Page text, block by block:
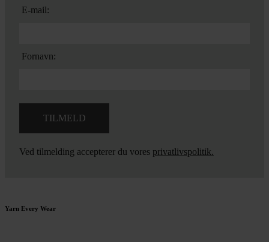
E-mail:
Fornavn:
Ved tilmelding accepterer du vores privatlivspolitik.
Yarn Every Wear